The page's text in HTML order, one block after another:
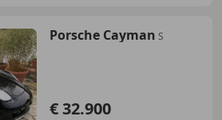
Porsche Cayman S
€ 32.900